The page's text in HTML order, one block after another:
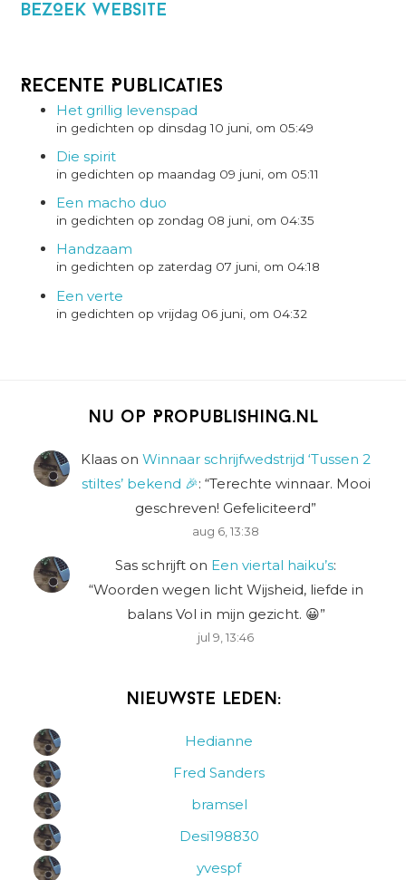
BezOek website
Recente Publicaties
Het grillig levenspad
in gedichten op dinsdag 10 juni, om 05:49
Die spirit
in gedichten op maandag 09 juni, om 05:11
Een macho duo
in gedichten op zondag 08 juni, om 04:35
Handzaam
in gedichten op zaterdag 07 juni, om 04:18
Een verte
in gedichten op vrijdag 06 juni, om 04:32
Nu op Propublishing.nl
Klaas on Winnaar schrijfwedstrijd ‘Tussen 2
stiltes’ bekend 🎉: “Terechte winnaar. Mooi
geschreven! Gefeliciteerd”
aug 6, 13:38
Sas schrijft on Een viertal haiku’s:
“Woorden wegen licht Wijsheid, liefde in
balans Vol in mijn gezicht. 😀”
jul 9, 13:46
Nieuwste leden:
Hedianne
Fred Sanders
bramsel
Desi198830
yvespf